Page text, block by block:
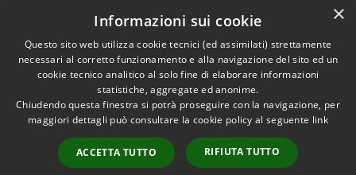
Whisteblowing
RSS
Accessibilità
Copyright © 2026 • Comune di
Municipium•
Accesso
redazione
×
Informazioni sui cookie
Questo sito web utilizza cookie tecnici (ed assimilati) strettamente
necessari al corretto funzionamento e alla navigazione del sito ed un
cookie tecnico analitico al solo fine di elaborare informazioni
statistiche, aggregate ed anonime.
Chiudendo questa finestra si potrà proseguire con la navigazione, per
maggiori dettagli può consultare la cookie policy al seguente link
ACCETTA TUTTO RIFIUTA TUTTO